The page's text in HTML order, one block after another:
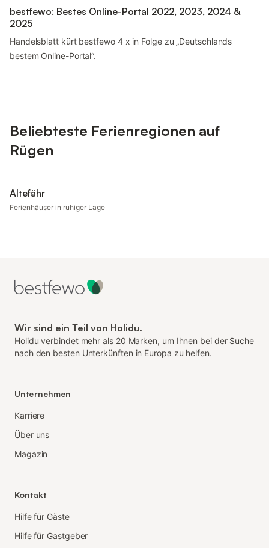
bestfewo: Bestes Online-Portal 2022, 2023, 2024 &
2025
Handelsblatt kürt bestfewo 4 x in Folge zu „Deutschlands
bestem Online-Portal“.
Beliebteste Ferienregionen auf
Rügen
Altefähr
Ferienhäuser in ruhiger Lage
Wir sind ein Teil von Holidu.
Holidu verbindet mehr als 20 Marken, um Ihnen bei der Suche
nach den besten Unterkünften in Europa zu helfen.
Unternehmen
Karriere
Über uns
Magazin
Kontakt
Hilfe für Gäste
Hilfe für Gastgeber